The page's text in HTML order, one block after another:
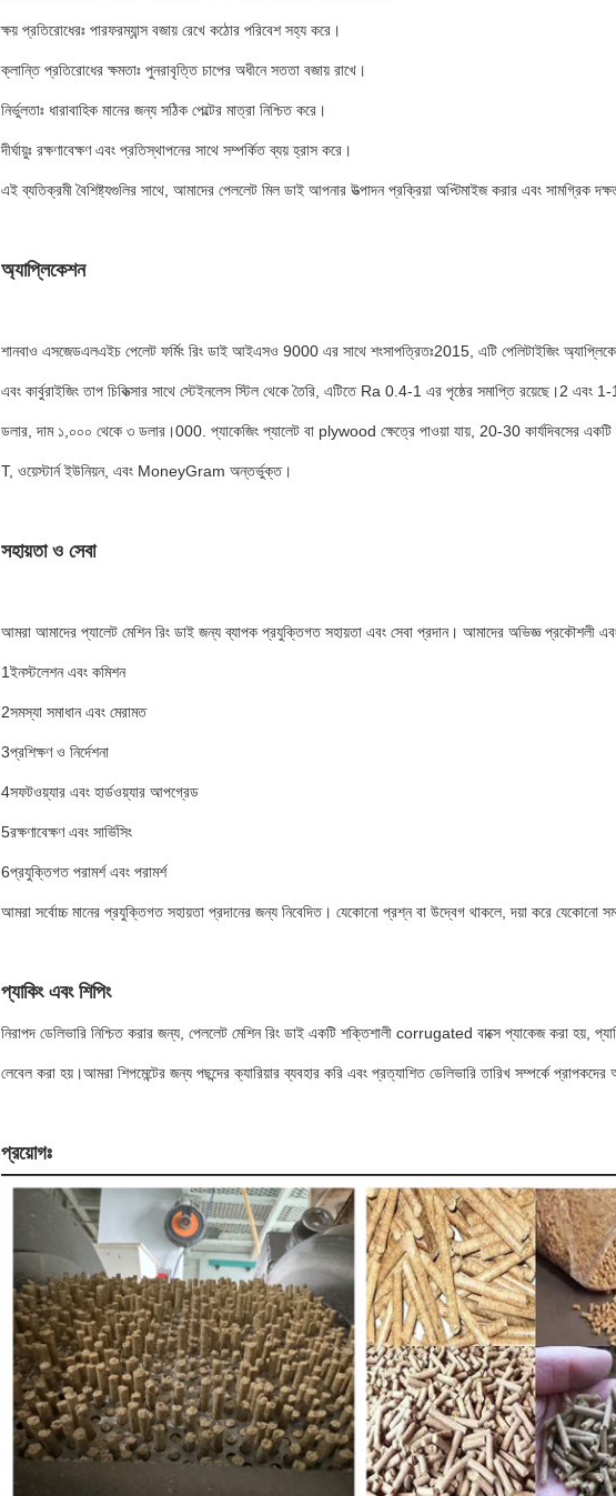
ক্ষয় প্রতিরোধেরঃ পারফরম্যান্স বজায় রেখে কঠোর পরিবেশ সহ্য করে।
ক্লান্তি প্রতিরোধের ক্ষমতাঃ পুনরাবৃত্তি চাপের অধীনে সততা বজায় রাখে।
নির্ভুলতাঃ ধারাবাহিক মানের জন্য সঠিক পেল্টের মাত্রা নিশ্চিত করে।
দীর্ঘায়ুঃ রক্ষণাবেক্ষণ এবং প্রতিস্থাপনের সাথে সম্পর্কিত ব্যয় হ্রাস করে।
এই ব্যতিক্রমী বৈশিষ্ট্যগুলির সাথে, আমাদের পেললেট মিল ডাই আপনার উত্পাদন প্রক্রিয়া অপ্টিমাইজ করার এবং সামগ্রিক
অ্যাপ্লিকেশন
শানবাও এসজেডএলএইচ পেলেট ফর্মিং রিং ডাই আইএসও 9000 এর সাথে শংসাপত্রিতঃ2015, এটি পেলিটাইজিং
এবং কার্বুরাইজিং তাপ চিকিত্সার সাথে স্টেইনলেস স্টিল থেকে তৈরি, এটিতে Ra 0.4-1 এর পৃষ্ঠের সমাপ্তি রয়েছে।2 এবং 1-
ডলার, দাম ১,০০০ থেকে ৩ ডলার।000. প্যাকেজিং প্যালেট বা plywood ক্ষেত্রে পাওয়া যায়, 20-30 কার্যদিবসের
T, ওয়েস্টার্ন ইউনিয়ন, এবং MoneyGram অন্তর্ভুক্ত।
সহায়তা ও সেবা
আমরা আমাদের প্যালেট মেশিন রিং ডাই জন্য ব্যাপক প্রযুক্তিগত সহায়তা এবং সেবা প্রদান। আমাদের অভিজ্ঞ প্রকৌশলী
1ইনস্টলেশন এবং কমিশন
2সমস্যা সমাধান এবং মেরামত
3প্রশিক্ষণ ও নির্দেশনা
4সফটওয়্যার এবং হার্ডওয়্যার আপগ্রেড
5রক্ষণাবেক্ষণ এবং সার্ভিসিং
6প্রযুক্তিগত পরামর্শ এবং পরামর্শ
আমরা সর্বোচ্চ মানের প্রযুক্তিগত সহায়তা প্রদানের জন্য নিবেদিত। যেকোনো প্রশ্ন বা উদ্বেগ থাকলে, দয়া করে যেকোনো
প্যাকিং এবং শিপিং
নিরাপদ ডেলিভারি নিশ্চিত করার জন্য, পেললেট মেশিন রিং ডাই একটি শক্তিশালী corrugated বাক্সে প্যাকেজ করা হয়,
লেবেল করা হয়।আমরা শিপমেন্টের জন্য পছন্দের ক্যারিয়ার ব্যবহার করি এবং প্রত্যাশিত ডেলিভারি তারিখ সম্পর্কে প্রাপকদের
প্রয়োগঃ